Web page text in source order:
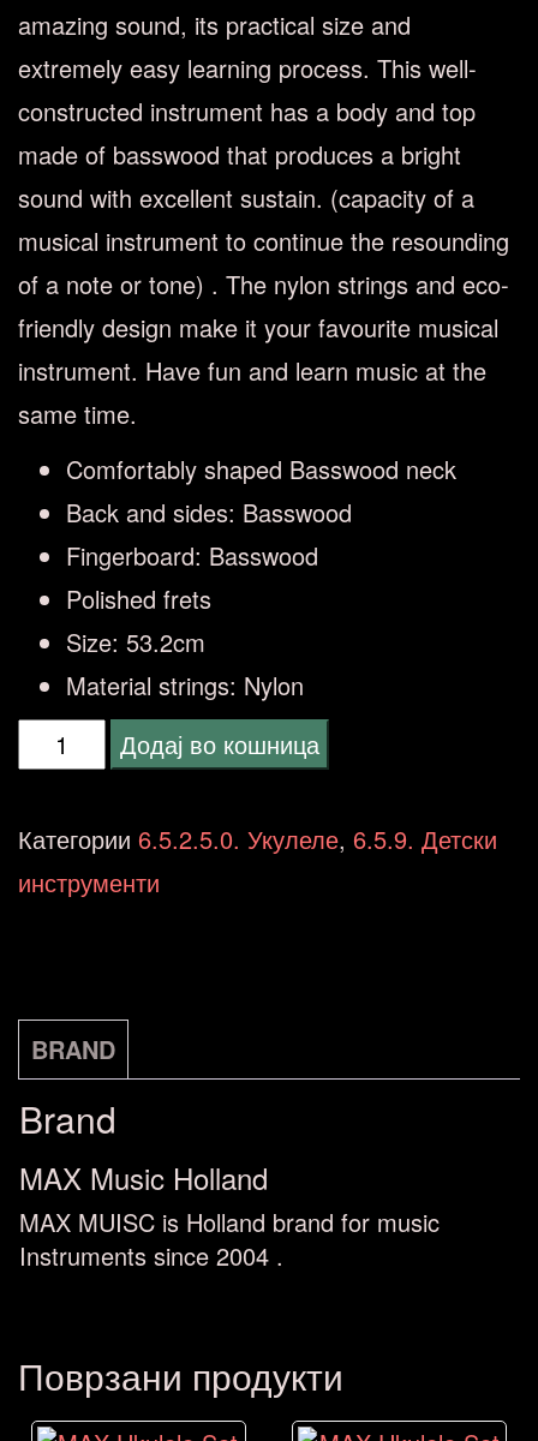
amazing sound, its practical size and
extremely easy learning process. This well-
constructed instrument has a body and top
made of basswood that produces a bright
sound with excellent sustain. (capacity of a
musical instrument to continue the resounding
of a note or tone) . The nylon strings and eco-
friendly design make it your favourite musical
instrument. Have fun and learn music at the
same time.
Comfortably shaped Basswood neck
Back and sides: Basswood
Fingerboard: Basswood
Polished frets
Size: 53.2cm
Material strings: Nylon
MAX
Soprano
Додај во кошница
Категории 6.5.2.5.0. Укулеле, 6.5.9. Детски
инструменти
BRAND
Brand
MAX Music Holland
MAX MUISC is Holland brand for music
Instruments since 2004 .
Поврзани продукти